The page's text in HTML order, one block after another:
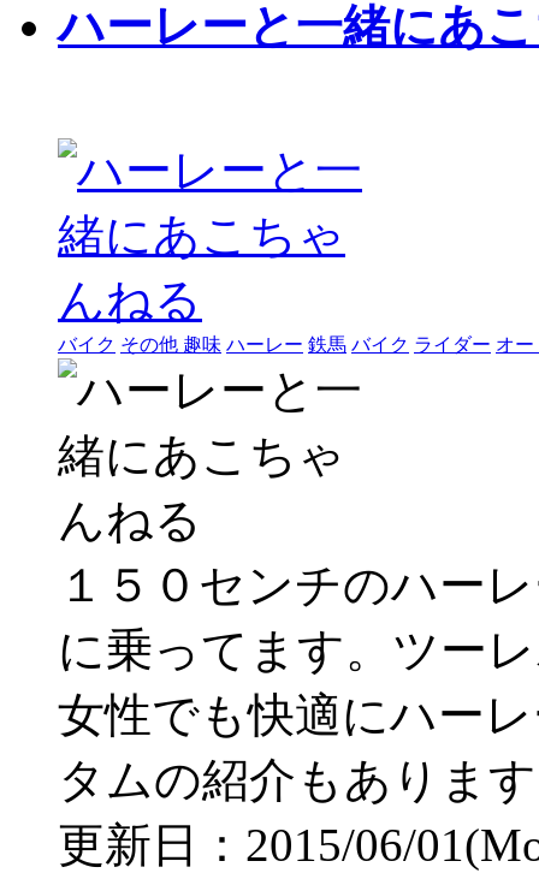
ハーレーと一緒にあ
バイク その他 趣味 ハーレー 鉄馬 バイク ライダー オー
１５０センチのハー
に乗ってます。ツー
女性でも快適にハー
タムの紹介もあります
更新日：2015/06/